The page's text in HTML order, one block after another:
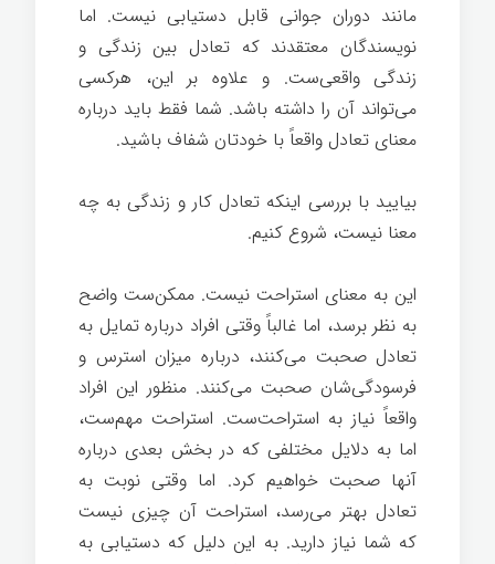
مانند دوران جوانی قابل دستیابی نیست. اما
نویسندگان معتقدند که تعادل بین زندگی و
زندگی واقعی‌ست. و علاوه بر این، هرکسی
می‌تواند آن را داشته باشد. شما فقط باید درباره
معنای تعادل واقعاً با خودتان شفاف باشید.
بیایید با بررسی اینکه تعادل کار و زندگی به چه
معنا نیست، شروع کنیم.
این به معنای استراحت نیست. ممکن‌ست واضح
به نظر برسد، اما غالباً وقتی افراد درباره تمایل به
تعادل صحبت می‌کنند، درباره میزان استرس و
فرسودگی‌شان صحبت می‌کنند. منظور این افراد
واقعاً نیاز به استراحت‌ست. استراحت مهم‌ست،
اما به دلایل مختلفی که در بخش بعدی درباره
آنها صحبت خواهیم کرد. اما وقتی نوبت به
تعادل بهتر می‌رسد، استراحت آن چیزی نیست
که شما نیاز دارید. به این دلیل که دستیابی به